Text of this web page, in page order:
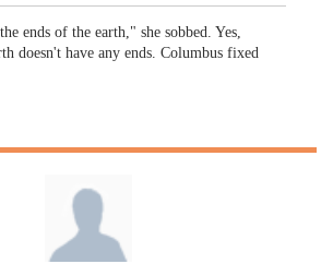
ends of the earth," she sobbed. Yes,
doesn't have any ends. Columbus fixed